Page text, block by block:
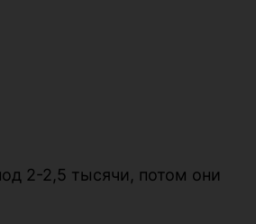
2-2,5 тысячи, потом они